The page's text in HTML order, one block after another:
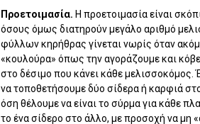
Προετοιμασία. Η προετοιμασία είναι
όσους όμως διατηρούν μεγάλο αριθμό
φύλλων κηρήθρας γίνεται νωρίς όταν
«κουλούρα» όπως την αγοράζουμε και
στο δέσιμο που κάνει κάθε μελισσοκόμος.
να τοποθετήσουμε δύο σίδερα ή καρφιά
όση θέλουμε να είναι το σύρμα για κάθε
το ένα σίδερο στο άλλο, με προσοχή να μη